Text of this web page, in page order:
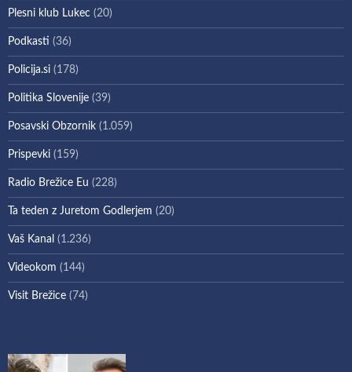
Plesni klub Lukec (20)
Podkasti (36)
Policija.si (178)
Politika Slovenije (39)
Posavski Obzornik (1.059)
Prispevki (159)
Radio Brežice Eu (228)
Ta teden z Juretom Godlerjem (20)
Vaš Kanal (1.236)
Videokom (144)
Visit Brežice (74)